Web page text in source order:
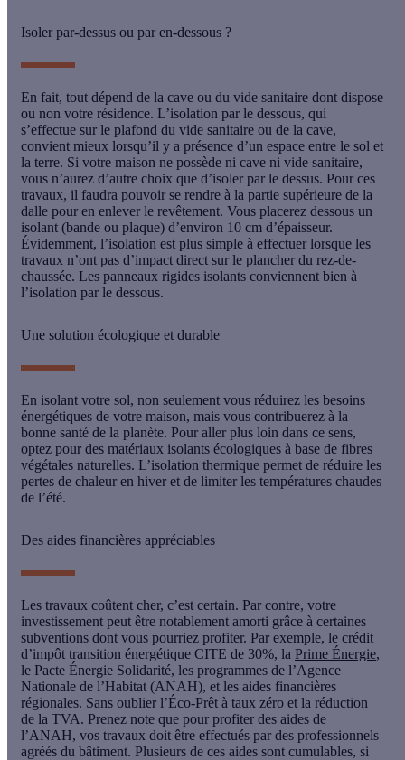
Isoler par-dessus ou par en-dessous ?
En fait, tout dépend de la cave ou du vide sanitaire dont dispose
ou non votre résidence. L’isolation par le dessous, qui
s’effectue sur le plafond du vide sanitaire ou de la cave,
convient mieux lorsqu’il y a présence d’un espace entre le sol et
la terre. Si votre maison ne possède ni cave ni vide sanitaire,
vous n’aurez d’autre choix que d’isoler par le dessus. Pour ces
travaux, il faudra pouvoir se rendre à la partie supérieure de la
dalle pour en enlever le revêtement. Vous placerez dessous un
isolant (bande ou plaque) d’environ 10 cm d’épaisseur.
Évidemment, l’isolation est plus simple à effectuer lorsque les
travaux n’ont pas d’impact direct sur le plancher du rez-de-
chaussée. Les panneaux rigides isolants conviennent bien à
l’isolation par le dessous.
Une solution écologique et durable
En isolant votre sol, non seulement vous réduirez les besoins
énergétiques de votre maison, mais vous contribuerez à la
bonne santé de la planète. Pour aller plus loin dans ce sens,
optez pour des matériaux isolants écologiques à base de fibres
végétales naturelles. L’isolation thermique permet de réduire les
pertes de chaleur en hiver et de limiter les températures chaudes
de l’été.
Des aides financières appréciables
Les travaux coûtent cher, c’est certain. Par contre, votre
investissement peut être notablement amorti grâce à certaines
subventions dont vous pourriez profiter. Par exemple, le crédit
d’impôt transition énergétique CITE de 30%, la Prime Énergie,
le Pacte Énergie Solidarité, les programmes de l’Agence
Nationale de l’Habitat (ANAH), et les aides financières
régionales. Sans oublier l’Éco-Prêt à taux zéro et la réduction
de la TVA. Prenez note que pour profiter des aides de
l’ANAH, vos travaux doit être effectués par des professionnels
agréés du bâtiment. Plusieurs de ces aides sont cumulables, si